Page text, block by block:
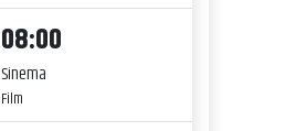
08:00
Sinema
Film